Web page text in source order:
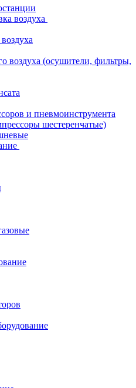
воздуха
воздуха (осушители, фильтры,
и пневмоинструмента
шестеренчатые)